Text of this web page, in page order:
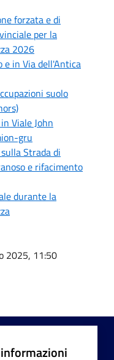
forzata e di
per la
2026
e in Via dell'Antica
suolo
Viale John
gru
Strada di
e rifacimento
durante la
2025, 11:50